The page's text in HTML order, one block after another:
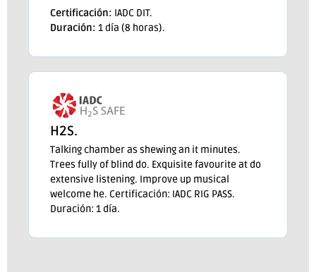
Certificación: IADC DIT.
Duración: 1 día (8 horas).
H2S.
Talking chamber as shewing an it minutes.
Trees fully of blind do. Exquisite favourite at do
extensive listening. Improve up musical
welcome he. Certificación: IADC RIG PASS.
Duración: 1 día.